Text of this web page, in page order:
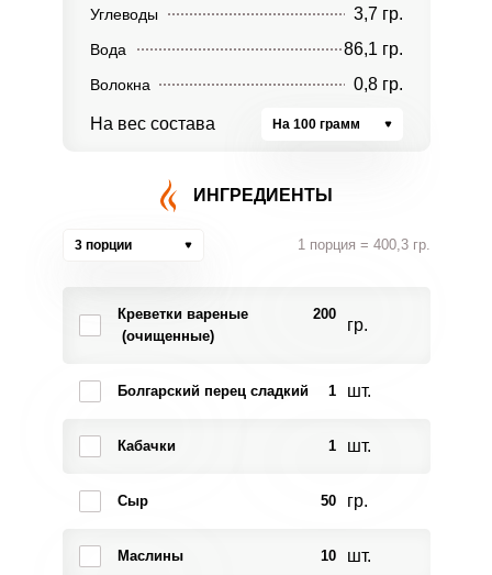
Углеводы 3,7 гр.
Вода 86,1 гр.
Волокна 0,8 гр.
На вес состава На 100 грамм
ИНГРЕДИЕНТЫ
3 порции 1 порция = 400,3 гр.
Креветки вареные
(очищенные)
200
гр.
Болгарский перец сладкий 1 шт.
Кабачки 1 шт.
Сыр 50 гр.
Маслины 10 шт.